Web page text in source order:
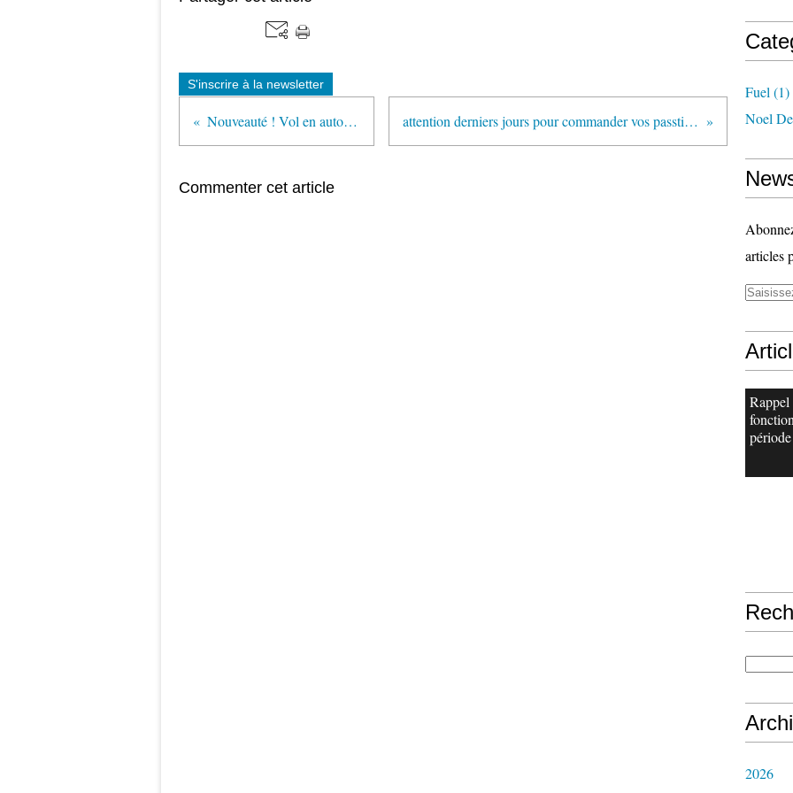
S'inscrire à la newsletter
Nouveauté ! Vol en autogire attention derniers jours pour commander vos passtimes
Commenter cet article
Fuel (1)
Noel
articles
Rappel
2026